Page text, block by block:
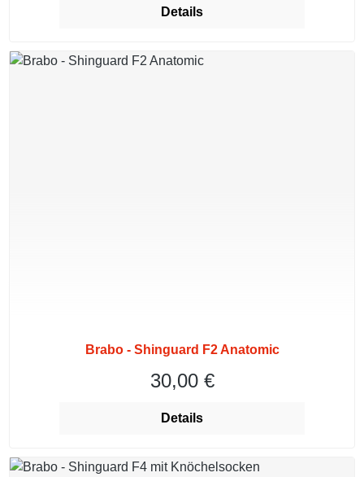
Details
Brabo - Shinguard F2 Anatomic
Regulärer Preis:
30,00 €
Details